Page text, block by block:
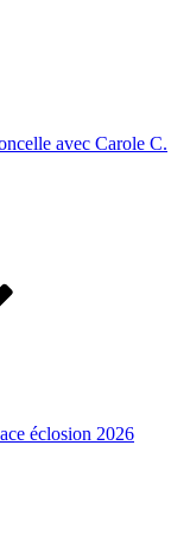
avec Carole C.
éclosion 2026